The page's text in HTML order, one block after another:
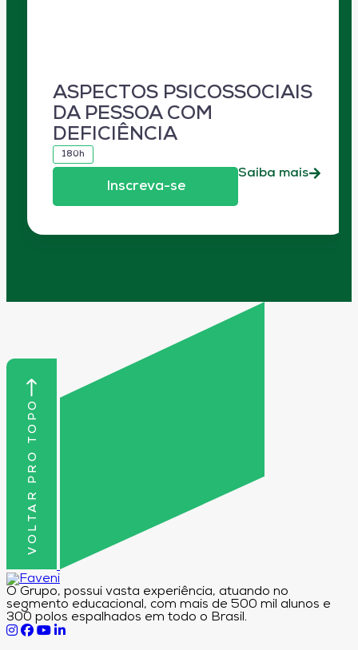
ASPECTOS PSICOSSOCIAIS
DA PESSOA COM
DEFICIÊNCIA
180h
Inscreva-se
Saiba mais
VOLTAR PRO TOPO
O Grupo, possui vasta experiência, atuando no
segmento educacional, com mais de 500 mil alunos e
300 polos espalhados em todo o Brasil.